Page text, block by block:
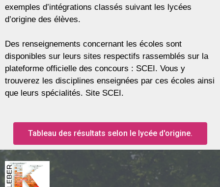
exemples d’intégrations classés suivant les lycées
d’origine des élèves.
Des renseignements concernant les écoles sont
disponibles sur leurs sites respectifs rassemblés sur la
plateforme officielle des concours : SCEI. Vous y
trouverez les disciplines enseignées par ces écoles ainsi
que leurs spécialités. Site SCEI.
Tableau des résultats selon le lycée d'origine.